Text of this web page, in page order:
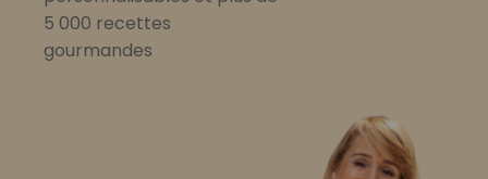
5 000 recettes
gourmandes